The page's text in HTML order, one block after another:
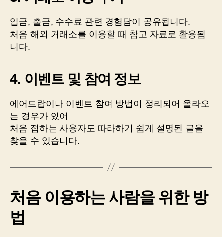
입금, 출금, 수수료 관련 경험담이 공유됩니다.
처음 해외 거래소를 이용할 때 참고 자료로 활용됩
니다.
4. 이벤트 및 참여 정보
에어드랍이나 이벤트 참여 방법이 정리되어 올라오
는 경우가 있어
처음 접하는 사용자도 따라하기 쉽게 설명된 글을
찾을 수 있습니다.
처음 이용하는 사람을 위한 방
법